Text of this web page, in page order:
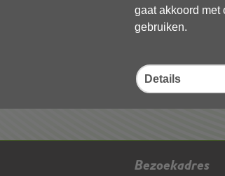
gaat akkoord met
gebruiken.
Details
Deel deze pagina
Bezoekadres